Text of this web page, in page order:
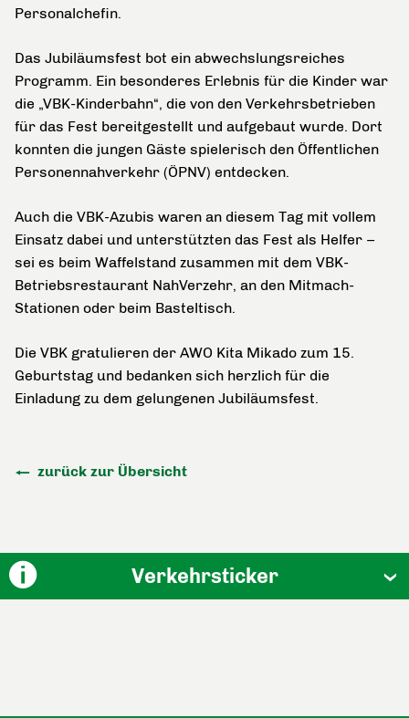
Personalchefin.
Das Jubiläumsfest bot ein abwechslungsreiches
Programm. Ein besonderes Erlebnis für die Kinder war
die „VBK-Kinderbahn“, die von den Verkehrsbetrieben
für das Fest bereitgestellt und aufgebaut wurde. Dort
konnten die jungen Gäste spielerisch den Öffentlichen
Personennahverkehr (ÖPNV) entdecken.
Auch die VBK-Azubis waren an diesem Tag mit vollem
Einsatz dabei und unterstützten das Fest als Helfer –
sei es beim Waffelstand zusammen mit dem VBK-
Betriebsrestaurant NahVerzehr, an den Mitmach-
Stationen oder beim Basteltisch.
Die VBK gratulieren der AWO Kita Mikado zum 15.
Geburtstag und bedanken sich herzlich für die
Einladung zu dem gelungenen Jubiläumsfest.
zurück zur Übersicht
Verkehrsticker